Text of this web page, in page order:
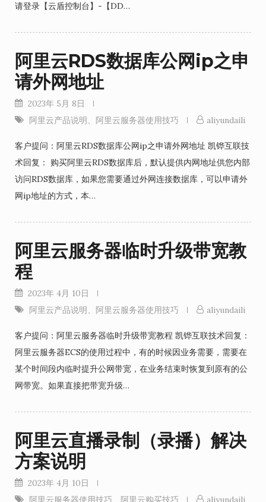
请登录【云盾控制台】-【DD…
阿里云RDS数据库公网ip之申
请外网地址
2023年 5月 8日
阿里云产品说明、 阿里云服务器使用技巧 aliyundaili
客户提问：阿里云RDS数据库公网ip之申请外网地址 凯铧互联技
术回复： 购买阿里云RDS数据库后，默认提供内网地址供您内部
访问RDS数据库，如果您需要通过外网连接数据库，可以申请外
网ip地址的方式，本…
阿里云服务器临时升级带宽教
程
2023年 4月 10日
阿里云产品说明、 阿里云服务器使用技巧 aliyundaili
客户提问：阿里云服务器临时升级带宽教程 凯铧互联技术回复：
阿里云服务器ECS的使用过程中，有的时候因业务需要，需要在
某个时间段内临时提升公网带宽，在业务结束时恢复到原有的公
网带宽。如果直接把带宽升级…
阿里云直播录制（录播）解决
方案说明
2023年 4月 10日
阿里云服务器使用技巧
阿里云购买技巧 aliyundaili